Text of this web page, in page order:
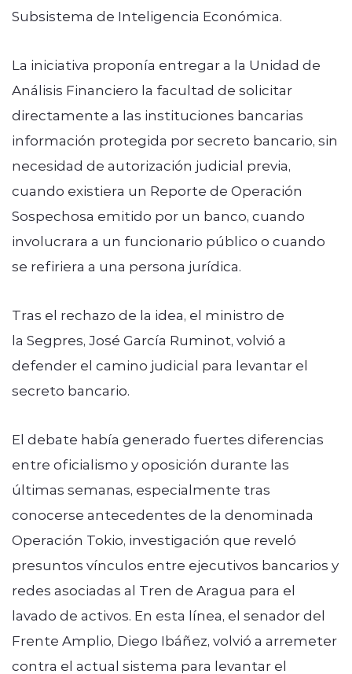
Subsistema de Inteligencia Económica.
La iniciativa proponía entregar a la Unidad de
Análisis Financiero la facultad de solicitar
directamente a las instituciones bancarias
información protegida por secreto bancario, sin
necesidad de autorización judicial previa,
cuando existiera un Reporte de Operación
Sospechosa emitido por un banco, cuando
involucrara a un funcionario público o cuando
se refiriera a una persona jurídica.
Tras el rechazo de la idea, el ministro de
la Segpres, José García Ruminot, volvió a
defender el camino judicial para levantar el
secreto bancario.
El debate había generado fuertes diferencias
entre oficialismo y oposición durante las
últimas semanas, especialmente tras
conocerse antecedentes de la denominada
Operación Tokio, investigación que reveló
presuntos vínculos entre ejecutivos bancarios y
redes asociadas al Tren de Aragua para el
lavado de activos. En esta línea, el senador del
Frente Amplio, Diego Ibáñez, volvió a arremeter
contra el actual sistema para levantar el